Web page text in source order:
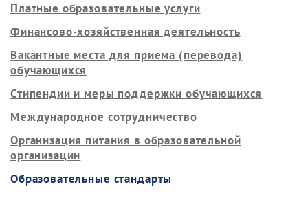
Платные образовательные услуги
Финансово-хозяйственная деятельность
Вакантные места для приема (перевода)
обучающихся
Стипендии и меры поддержки обучающихся
Международное сотрудничество
Организация питания в образовательной
организации
Образовательные стандарты